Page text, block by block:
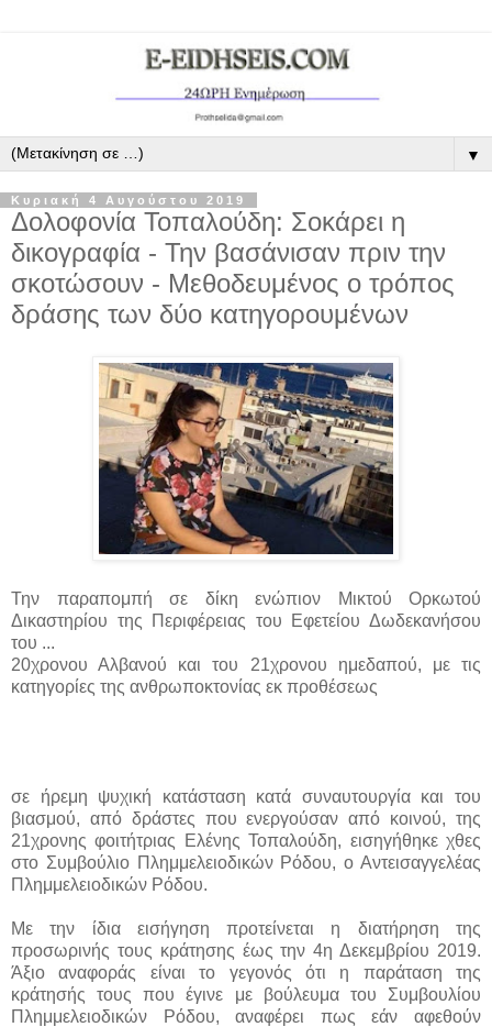
▼
Κυριακή 4 Αυγούστου 2019
Δολοφονία Τοπαλούδη: Σοκάρει η
δικογραφία ‑ Την βασάνισαν πριν την
σκοτώσουν - Μεθοδευμένος ο τρόπος
δράσης των δύο κατηγορουμένων
Την παραπομπή σε δίκη ενώπιον Μικτού Ορκωτού
Δικαστηρίου της Περιφέρειας του Εφετείου Δωδεκανήσου
του ...
20χρονου Αλβανού και του 21χρονου ημεδαπού, με τις
κατηγορίες της ανθρωποκτονίας εκ προθέσεως
σε ήρεμη ψυχική κατάσταση κατά συναυτουργία και του
βιασμού, από δράστες που ενεργούσαν από κοινού, της
21χρονης φοιτήτριας Ελένης Τοπαλούδη, εισηγήθηκε χθες
στο Συμβούλιο Πλημμελειοδικών Ρόδου, ο Αντεισαγγελέας
Πλημμελειοδικών Ρόδου.
Με την ίδια εισήγηση προτείνεται η διατήρηση της
προσωρινής τους κράτησης έως την 4η Δεκεμβρίου 2019.
Άξιο αναφοράς είναι το γεγονός ότι η παράταση της
κράτησής τους που έγινε με βούλευμα του Συμβουλίου
Πλημμελειοδικών Ρόδου, αναφέρει πως εάν αφεθούν